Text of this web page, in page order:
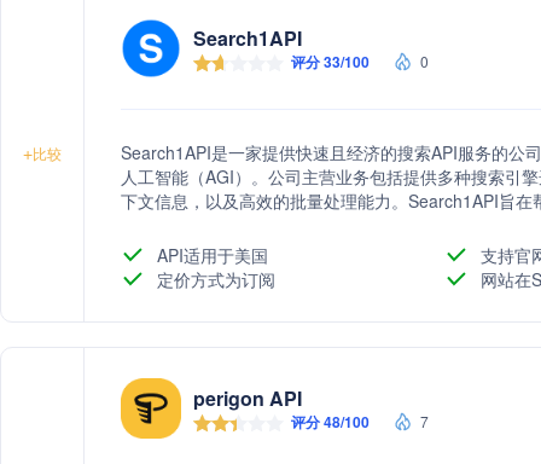
+比较
Search1API
评分 33/100 0
Search1API是一家提供快速且经济的搜索API服务的公
人工智能（AGI）。公司主营业务包括提供多种搜索引
下文信息，以及高效的批量处理能力。Search1API旨
API适用于美国
支持官
定价方式为订阅
网站在
perigon API
评分 48/100 7